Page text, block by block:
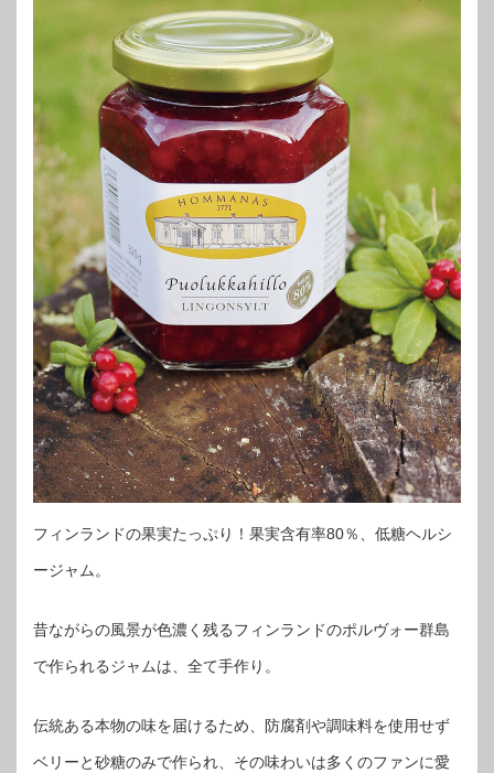
フィンランドの果実たっぷり！果実含有率80％、低糖ヘルシ
ージャム。
昔ながらの風景が色濃く残るフィンランドのポルヴォー群島
で作られるジャムは、全て手作り。
伝統ある本物の味を届けるため、防腐剤や調味料を使用せず
ベリーと砂糖のみで作られ、その味わいは多くのファンに愛